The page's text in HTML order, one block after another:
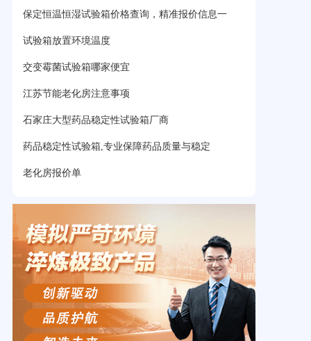
保定恒温恒湿试验箱价格查询，精准报价信息一
试验箱放置环境温度
交变霉菌试验箱哪家便宜
江苏节能老化房注意事项
石家庄大型药品稳定性试验箱厂商
药品稳定性试验箱,专业保障药品质量与稳定
老化房报价单